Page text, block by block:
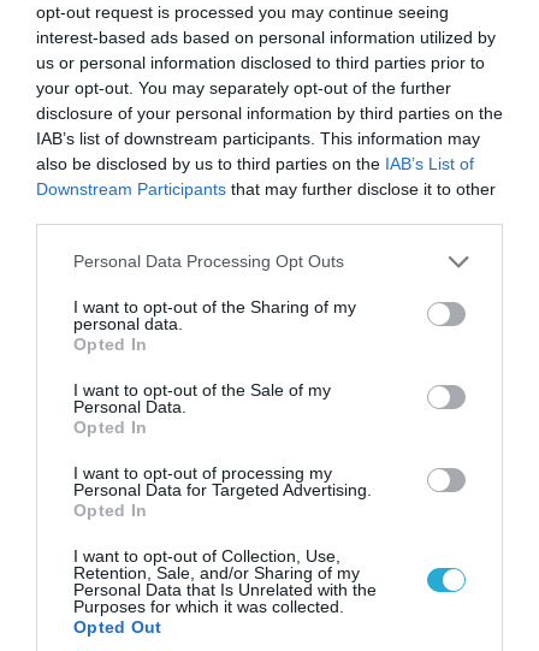
opt-out request is processed you may continue seeing
interest-based ads based on personal information utilized by
us or personal information disclosed to third parties prior to
your opt-out. You may separately opt-out of the further
disclosure of your personal information by third parties on the
IAB’s list of downstream participants. This information may
also be disclosed by us to third parties on the IAB’s List of
Downstream Participants that may further disclose it to other
Please note that this website/app uses one or more Google
not limited to your visit or usage behaviour. You may click to
grant or deny consent to Google and its third-party tags to
use your data for below specified purposes in below Google
consent section.
Personal Data Processing Opt Outs
I want to opt-out of the Sharing of my
personal data.
Opted In
I want to opt-out of the Sale of my
Personal Data.
Opted In
I want to opt-out of processing my
Personal Data for Targeted Advertising.
Opted In
I want to opt-out of Collection, Use,
Retention, Sale, and/or Sharing of my
Personal Data that Is Unrelated with the
Purposes for which it was collected.
Opted Out
08.08.2026 | 14:02
«Φώτισε» το Κίεβο μετά από χτύπημα
με υπερηχητικό 3M22 Zircon:
Σοκαρισμένος Ουκρανός κατέγραψε τη
στιγμή (βίντεο)
08.08.2026
που συντόνιζε τη στρατιωτική
βοήθεια προς την Ουκρανία
08.08.2026
Ουκρανία: Γυναίκα ουρλιάζει
όταν άνδρες της TCC πήραν τον
08.08.2026
Βίντεο: Ρωσική βόμβα FAB-
χάρτη» σημείο διέλευσης των
ουκρανικών δυνάμεων στην
Ζαπορίζια
08.08.2026